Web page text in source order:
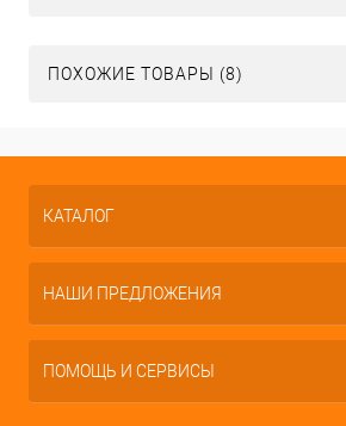
ПОХОЖИЕ ТОВАРЫ (8)
КАТАЛОГ
НАШИ ПРЕДЛОЖЕНИЯ
ПОМОЩЬ И СЕРВИСЫ